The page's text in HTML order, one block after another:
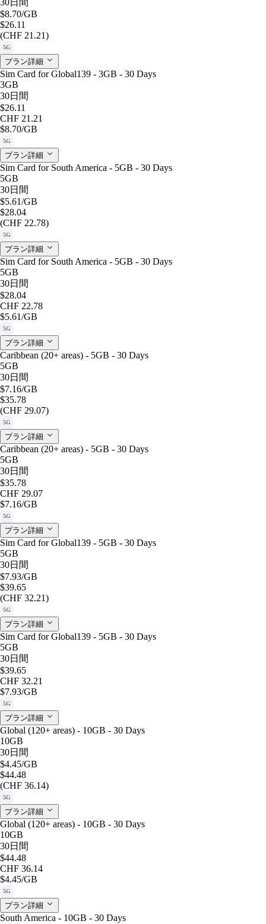
$8.70/GB
$26.11
(CHF 21.21)
5G
プラン詳細
Sim Card for Global139 - 3GB - 30 Days
3GB
30日間
$26.11
CHF 21.21
$8.70/GB
5G
プラン詳細
Sim Card for South America - 5GB - 30 Days
5GB
30日間
$5.61/GB
$28.04
(CHF 22.78)
5G
プラン詳細
Sim Card for South America - 5GB - 30 Days
5GB
30日間
$28.04
CHF 22.78
$5.61/GB
5G
プラン詳細
Caribbean (20+ areas) - 5GB - 30 Days
5GB
30日間
$7.16/GB
$35.78
(CHF 29.07)
5G
プラン詳細
Caribbean (20+ areas) - 5GB - 30 Days
5GB
30日間
$35.78
CHF 29.07
$7.16/GB
5G
プラン詳細
Sim Card for Global139 - 5GB - 30 Days
5GB
30日間
$7.93/GB
$39.65
(CHF 32.21)
5G
プラン詳細
Sim Card for Global139 - 5GB - 30 Days
5GB
30日間
$39.65
CHF 32.21
$7.93/GB
5G
プラン詳細
Global (120+ areas) - 10GB - 30 Days
10GB
30日間
$4.45/GB
$44.48
(CHF 36.14)
5G
プラン詳細
Global (120+ areas) - 10GB - 30 Days
10GB
30日間
$44.48
CHF 36.14
$4.45/GB
5G
プラン詳細
South America - 10GB - 30 Days